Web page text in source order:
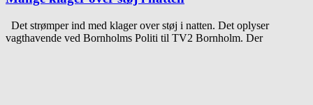
Det strømper ind med klager over støj i natten. Det oplyser
vagthavende ved Bornholms Politi til TV2 Bornholm. Der